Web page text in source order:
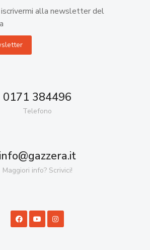
alla newsletter del
0171 384496
Telefono
info@gazzera.it
Maggiori info? Scrivici!